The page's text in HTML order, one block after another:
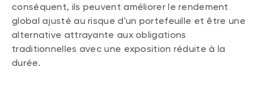
conséquent, ils peuvent améliorer le rendement
global ajusté au risque d'un portefeuille et être une
alternative attrayante aux obligations
traditionnelles avec une exposition réduite à la
durée.